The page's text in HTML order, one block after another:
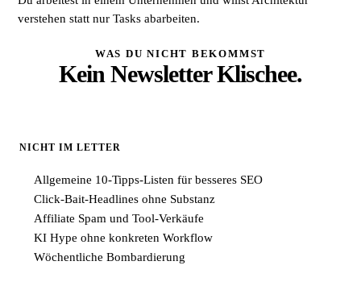
verstehen statt nur Tasks abarbeiten.
WAS DU NICHT BEKOMMST
Kein Newsletter Klischee.
NICHT IM LETTER
Allgemeine 10-Tipps-Listen für besseres SEO
Click-Bait-Headlines ohne Substanz
Affiliate Spam und Tool-Verkäufe
KI Hype ohne konkreten Workflow
Wöchentliche Bombardierung